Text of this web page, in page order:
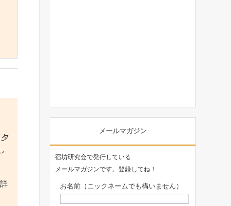
メールマガジン
宿坊研究会で発行している
メールマガジンです。登録してね！
お名前（ニックネームでも構いません）